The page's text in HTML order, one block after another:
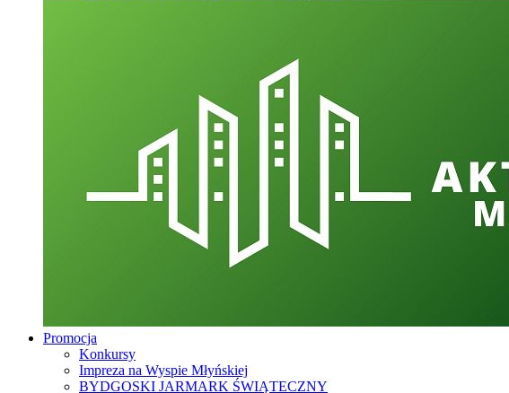
Promocja
Konkursy
Impreza na Wyspie Młyńskiej
BYDGOSKI JARMARK ŚWIĄTECZNY